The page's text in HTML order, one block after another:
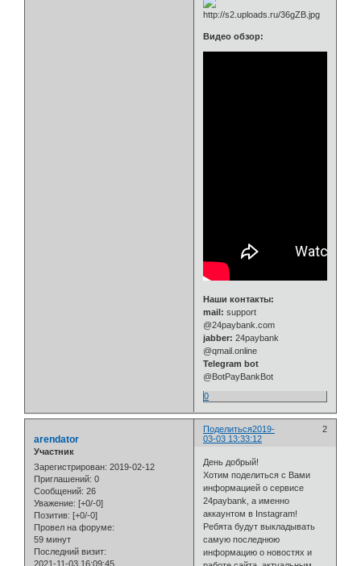
Видео обзор:
Наши контакты:
mail: support
@24paybank.com
jabber: 24paybank
@qmail.online
Telegram bot
@BotPayBankBot
0
Поделиться 2
2019-
03-03 13:33:12
arendator
Участник
Зарегистрирован: 2019-02-12
Приглашений: 0
Сообщений: 26
Уважение: [+0/-0]
Позитив: [+0/-0]
Провел на форуме:
59 минут
Последний визит:
2021-11-03 16:09:45
День добрый!
Хотим поделиться с Вами
информацией о сервисе
24paybank, а именно
аккаунтом в Instagram!
Ребята будут выкладывать
самую последнюю
информацию о новостях и